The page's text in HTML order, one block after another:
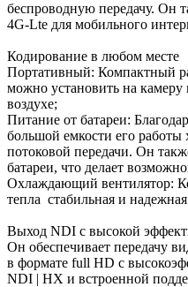
беспроводную передачу. Он
4G-Lte для мобильного
Кодирование в любом месте
Портативный: Компактный
можно установить на
воздухе;
Питание от батареи:
большой емкости его работы
потоковой передачи. Он
батареи, что делает
Охлаждающий вентилятор:
тепла стабильная и
Выход NDI с высокой
Он обеспечивает передачу
в формате full HD с
NDI | HX и встроенной